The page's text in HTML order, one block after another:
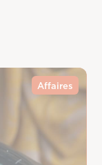
Affaires